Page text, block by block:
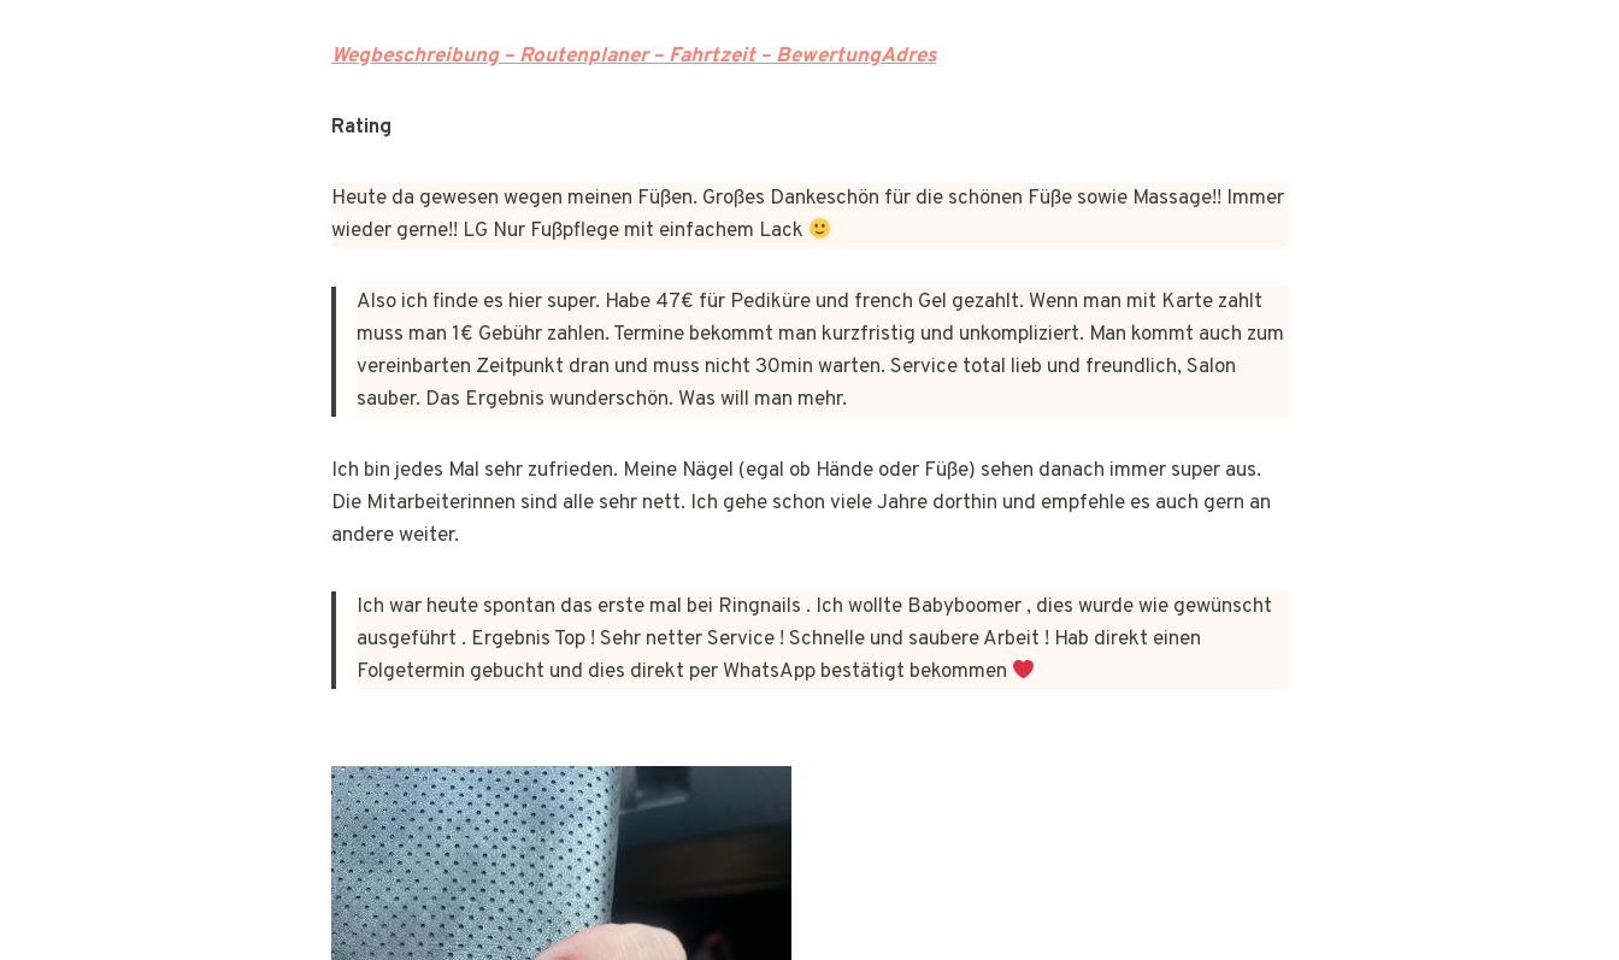
Wegbeschreibung – Routenplaner – Fahrtzeit – BewertungAdres
Rating
Heute da gewesen wegen meinen Füßen. Großes Dankeschön für die schönen Füße sowie Massage!! Immer
wieder gerne!! LG Nur Fußpflege mit einfachem Lack
Also ich finde es hier super. Habe 47€ für Pediküre und french Gel gezahlt. Wenn man mit Karte zahlt
muss man 1€ Gebühr zahlen. Termine bekommt man kurzfristig und unkompliziert. Man kommt auch zum
vereinbarten Zeitpunkt dran und muss nicht 30min warten. Service total lieb und freundlich, Salon
sauber. Das Ergebnis wunderschön. Was will man mehr.
Ich bin jedes Mal sehr zufrieden. Meine Nägel (egal ob Hände oder Füße) sehen danach immer super aus.
Die Mitarbeiterinnen sind alle sehr nett. Ich gehe schon viele Jahre dorthin und empfehle es auch gern an
andere weiter.
Ich war heute spontan das erste mal bei Ringnails . Ich wollte Babyboomer , dies wurde wie gewünscht
ausgeführt . Ergebnis Top ! Sehr netter Service ! Schnelle und saubere Arbeit ! Hab direkt einen
Folgetermin gebucht und dies direkt per WhatsApp bestätigt bekommen